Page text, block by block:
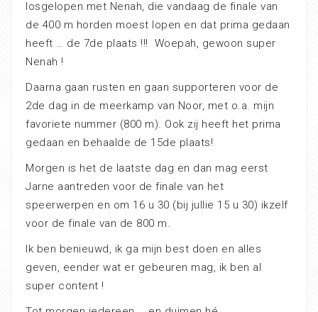
losgelopen met Nenah, die vandaag de finale van
de 400 m horden moest lopen en dat prima gedaan
heeft … de 7de plaats !!! Woepah, gewoon super
Nenah !
Daarna gaan rusten en gaan supporteren voor de
2de dag in de meerkamp van Noor, met o.a. mijn
favoriete nummer (800 m). Ook zij heeft het prima
gedaan en behaalde de 15de plaats!
Morgen is het de laatste dag en dan mag eerst
Jarne aantreden voor de finale van het
speerwerpen en om 16 u 30 (bij jullie 15 u 30) ikzelf
voor de finale van de 800 m.
Ik ben benieuwd, ik ga mijn best doen en alles
geven, eender wat er gebeuren mag, ik ben al
super content !